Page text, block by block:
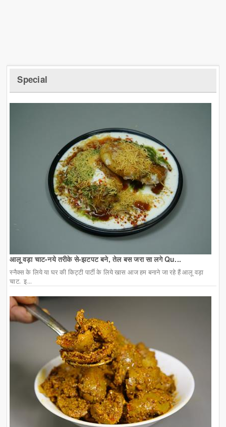
Special
आलू वड़ा चाट-नये तरीके से-झटपट बने, तेल बस जरा सा लगे Qu...
स्नैक्स के लिये या घर की किट्टी पार्टी के लिये खास आज हम बनाने जा रहे हैं आलू वड़ा
चाट. इ...